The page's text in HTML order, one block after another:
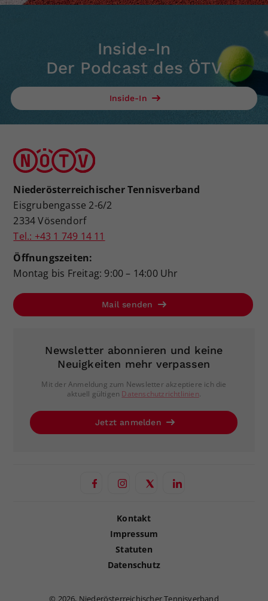
Inside-In
Der Podcast des ÖTV
Inside-In
Niederösterreichischer Tennisverband
Eisgrubengasse 2-6/2
2334 Vösendorf
Tel.: +43 1 749 14 11
Öffnungszeiten:
Montag bis Freitag: 9:00 – 14:00 Uhr
Mail senden
Newsletter abonnieren und keine
Neuigkeiten mehr verpassen
Mit der Anmeldung zum Newsletter akzeptiere ich die
aktuell gültigen Datenschutzrichtlinien.
Jetzt anmelden
Kontakt
Impressum
Statuten
Datenschutz
© 2026, Niederösterreichischer Tennisverband